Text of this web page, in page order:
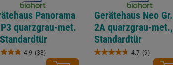
Panorama
quarzgrau-met.
4.9 (38)
Gerätehaus Neo Gr.
2A quarzgrau-met.,
Standardtür
4.7 (9)
4.7